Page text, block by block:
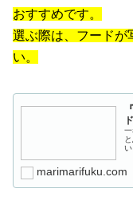
おすすめです。
選ぶ際は、フードが
い。
marimarifuku.com